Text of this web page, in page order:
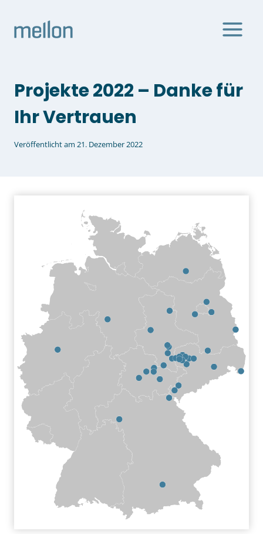
springen
Projekte 2022 – Danke für
Ihr Vertrauen
Veröffentlicht am 21. Dezember 2022